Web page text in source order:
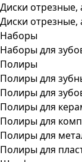
Диски
Диски
Наборы
Наборы для
Полиры
Полиры для
Полиры для
Полиры для
Полиры для
Полиры для
Полиры для